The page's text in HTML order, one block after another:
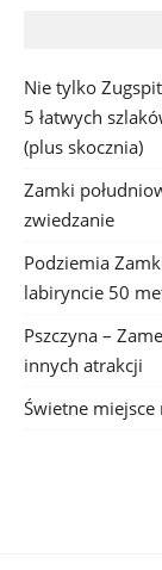
Nie tylko
5 łatwych
(plus skocznia)
Zamki
zwiedzanie
Podziemia
labiryncie 50
Pszczyna –
innych atrakcji
Świetne miejsce